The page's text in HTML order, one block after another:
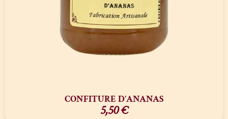
CONFITURE D’ANANAS
5,50€